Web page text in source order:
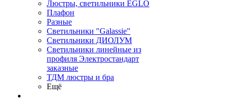
Люстры, светильники EGLO
Плафон
Разные
Светильники "Galassie"
Светильники ДИОЛУМ
Светильники линейные из
профиля Электростандарт
заказные
ТДМ люстры и бра
Ещё